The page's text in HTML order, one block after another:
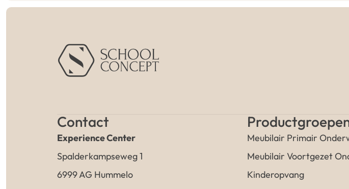
Contact
Experience Center
Spalderkampseweg 1
6999 AG Hummelo
Meubilair Primair
Meubilair Voortgezet
Kinderopvang